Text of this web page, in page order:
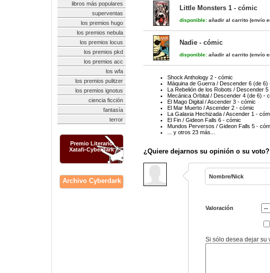
libros más populares
superventas
los premios hugo
los premios nebula
los premios locus
los premios pkd
los premios acc
los wfa
los premios pulitzer
los premios ignotus
ciencia ficción
fantasía
terror
Premio Literario
Xatafi-Cyberdark
Archivo Cyberdark
Little Monsters 1 - cómic
disponible: añadir al carrito (envío
Nadie - cómic
disponible: añadir al carrito (envío
Shock Anthology 2 - cómic
Máquina de Guerra / Descender 6 (de 6)
La Rebelión de los Robots / Descender
Mecánica Orbital / Descender 4 (de 6) -
El Mago Digital / Ascender 3 - cómic
El Mar Muerto / Ascender 2 - cómic
La Galaxia Hechizada / Ascender 1 -
El Fin / Gideon Falls 6 - cómic
Mundos Perversos / Gideon Falls 5 -
... y otros 23 más...
¿Quiere dejarnos su opinión o su voto?
Nombre/Nick
Valoración
Si sólo desea dejar su